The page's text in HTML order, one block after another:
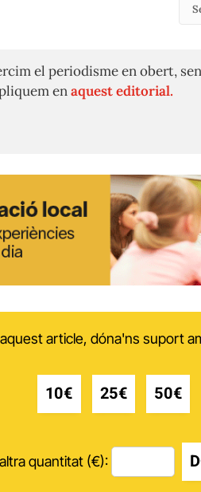
el periodisme en obert,
enaquest editorial.
article, dóna'ns suport
10€ 25€ 50€
quantitat (€):